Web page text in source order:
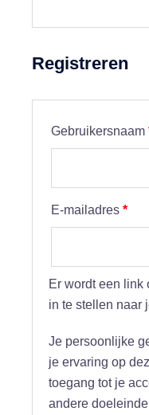
Registreren
Gebruikersnaam
E-mailadres *
Er wordt een link
in te stellen naar
Je persoonlijke
je ervaring op
toegang tot je
andere